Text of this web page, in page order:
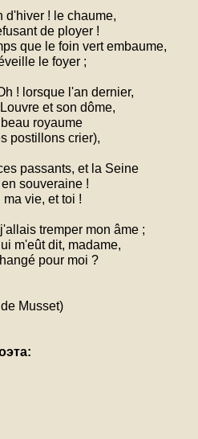
d'hiver ! le chaume,
de ployer !
que le foin vert embaume,
le foyer ;
! lorsque l'an dernier,
et son dôme,
royaume
postillons crier),
passants, et la Seine
souveraine !
vie, et toi !
tremper mon âme ;
m'eût dit, madame,
pour moi ?
Musset)